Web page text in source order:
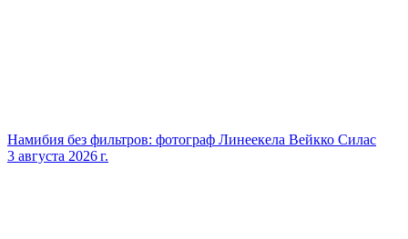
Намибия без фильтров: фотограф Линеекела Вейкко Силас
3 августа 2026 г.